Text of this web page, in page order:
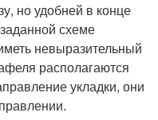
но удобней в конце
схеме
невыразительный
располагаются
укладки, они